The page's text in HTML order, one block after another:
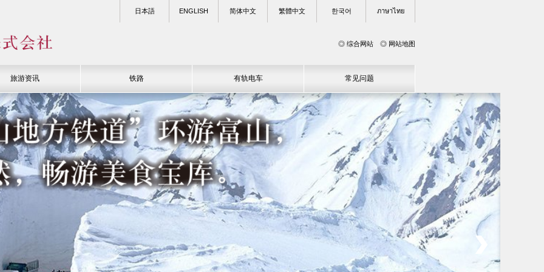
ภาษาไทย
한국어
繁體中文
简体中文
ENGLISH
日本語
◎ 综合网站 ◎ 网站地图
旅游资讯 铁路 有轨电车 常见问题